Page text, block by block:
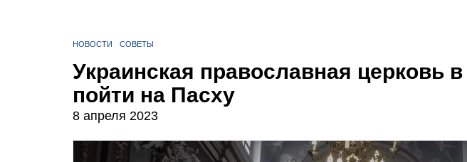
НОВОСТИ СОВЕТЫ
Украинская православная церковь
пойти на Пасху
8 апреля 2023